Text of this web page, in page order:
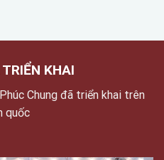
KHAI
Chung đã triển khai trên
quốc